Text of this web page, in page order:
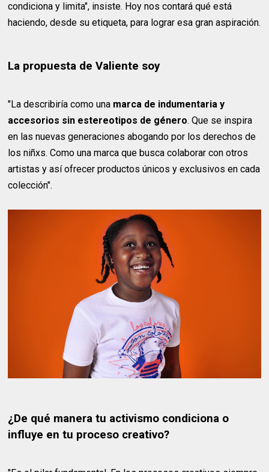
condiciona y limita", insiste. Hoy nos contará qué está
haciendo, desde su etiqueta, para lograr esa gran aspiración.
La propuesta de Valiente soy
"La describiría como una marca de indumentaria y
accesorios sin estereotipos de género. Que se inspira
en las nuevas generaciones abogando por los derechos de
los niñxs. Como una marca que busca colaborar con otros
artistas y así ofrecer productos únicos y exclusivos en cada
colección".
¿De qué manera tu activismo condiciona o
influye en tu proceso creativo?